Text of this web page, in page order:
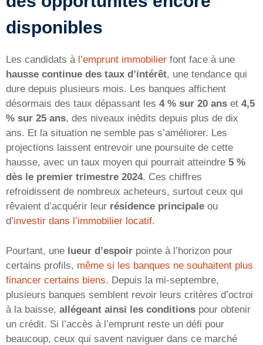
disponibles
Les candidats à l’emprunt immobilier font face à une
hausse continue des taux d’intérêt, une tendance qui
dure depuis plusieurs mois. Les banques affichent
désormais des taux dépassant les 4 % sur 20 ans et 4,5
% sur 25 ans, des niveaux inédits depuis plus de dix
ans. Et la situation ne semble pas s’améliorer. Les
projections laissent entrevoir une poursuite de cette
hausse, avec un taux moyen qui pourrait atteindre 5 %
dès le premier trimestre 2024. Ces chiffres
refroidissent de nombreux acheteurs, surtout ceux qui
rêvaient d’acquérir leur résidence principale ou
d’investir dans l’immobilier locatif.
Pourtant, une lueur d’espoir pointe à l’horizon pour
certains profils, même si les banques ne souhaitent plus
financer certains biens. Depuis la mi-septembre,
plusieurs banques semblent revoir leurs critères d’octroi
à la baisse, allégeant ainsi les conditions pour obtenir
un crédit. Si l’accès à l’emprunt reste un défi pour
beaucoup, ceux qui savent naviguer dans ce marché